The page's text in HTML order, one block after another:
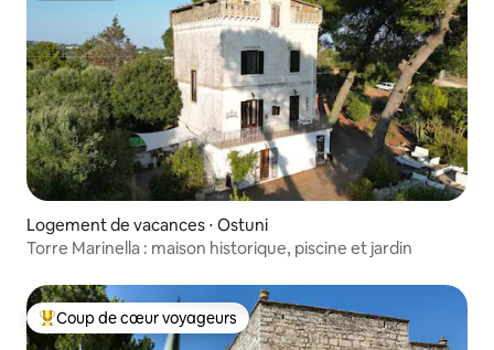
Logement de vacances ⋅ Ostuni
Torre Marinella : maison historique, piscine et jardin
Coups de cœur voyageurs les plus appréciés
Coup de cœur voyageurs